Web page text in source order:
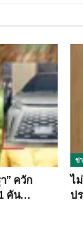
” ควัก
คัน…
ข่
ไ
ป